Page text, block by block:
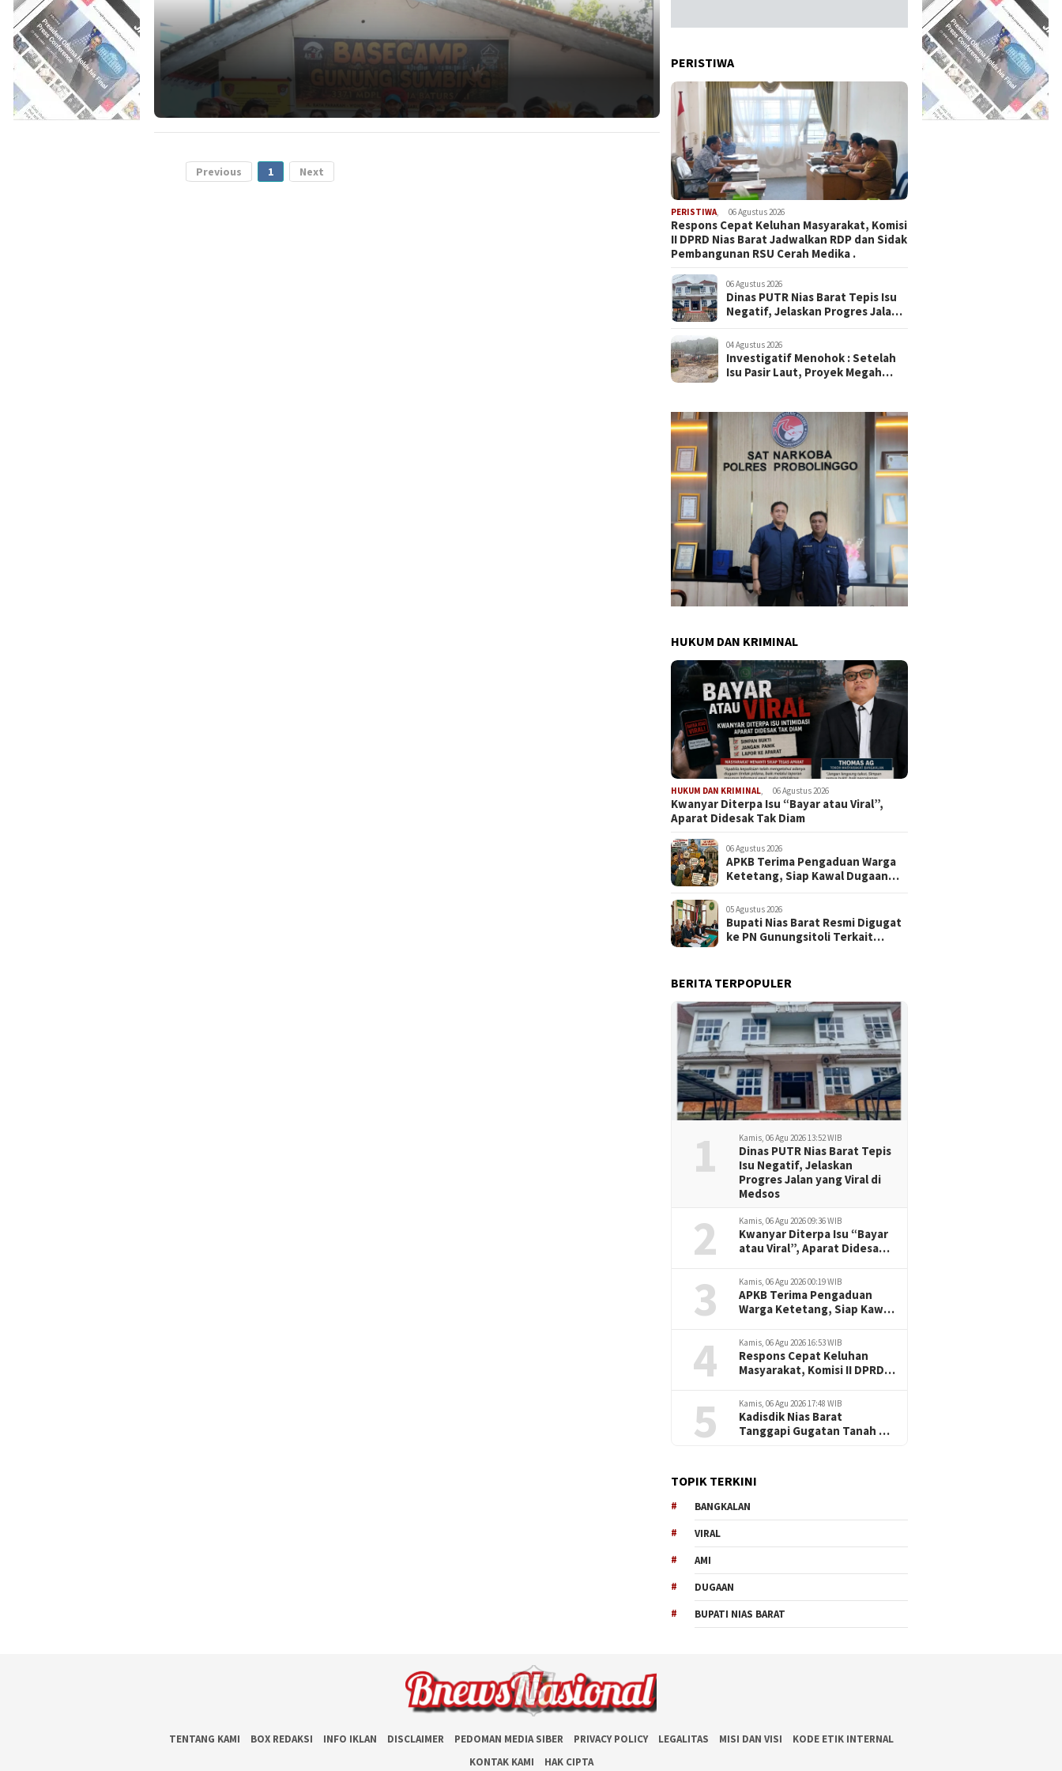
Previous 1 Next
PERISTIWA
PERISTIWA 06 Agustus 2026
Respons Cepat Keluhan Masyarakat, Komisi
II DPRD Nias Barat Jadwalkan RDP dan Sidak
Pembangunan RSU Cerah Medika .
06 Agustus 2026
Dinas PUTR Nias Barat Tepis Isu
Negatif, Jelaskan Progres Jalan
04 Agustus 2026
Investigatif Menohok : Setelah
Isu Pasir Laut, Proyek Megah
Hujan
HUKUM DAN KRIMINAL
HUKUM DAN KRIMINAL, 06 Agustus 2026
Kwanyar Diterpa Isu “Bayar atau Viral”,
Aparat Didesak Tak Diam
06 Agustus 2026
APKB Terima Pengaduan Warga
Ketetang, Siap Kawal Dugaan
Jalur Hukum
05 Agustus 2026
Bupati Nias Barat Resmi Digugat
ke PN Gunungsitoli Terkait
BERITA TERPOPULER
1 Kamis, 06 Agu 2026 13:52 WIB
Dinas PUTR Nias Barat Tepis
Isu Negatif, Jelaskan
Progres Jalan yang Viral di
Medsos
2 Kamis, 06 Agu 2026 09:36 WIB
Kwanyar Diterpa Isu “Bayar
atau Viral”, Aparat Didesak
3 Kamis, 06 Agu 2026 00:19 WIB
APKB Terima Pengaduan
Warga Ketetang, Siap Kawal
Bantuan hingga ke Jalur
Hukum
4 Kamis, 06 Agu 2026 16:53 WIB
Respons Cepat Keluhan
Masyarakat, Komisi II DPRD
dan Sidak Pembangunan
RSU Cerah Medika .
5 Kamis, 06 Agu 2026 17:48 WIB
Kadisdik Nias Barat
Tanggapi Gugatan Tanah SD
TOPIK TERKINI
BANGKALAN
VIRAL
AMI
DUGAAN
BUPATI NIAS BARAT
TENTANG KAMI BOX REDAKSI INFO IKLAN DISCLAIMER PEDOMAN MEDIA SIBER PRIVACY POLICY LEGALITAS MISI DAN VISI
KODE ETIK INTERNAL
KONTAK KAMI
HAK CIPTA